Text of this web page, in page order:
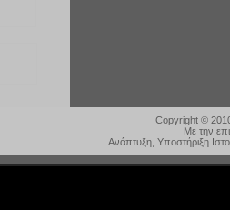
Copyright ©
Με την
Ανάπτυξη, Υποστήριξη